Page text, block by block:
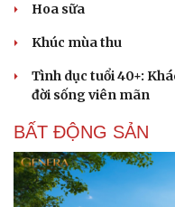
Hoa sữa
Khúc mùa thu
Tình dục tuổi 40+:
đời sống viên mãn
BẤT ĐỘNG SẢN